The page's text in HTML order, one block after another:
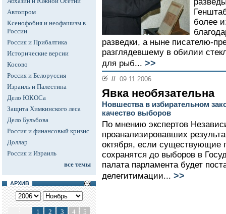
Автопром
Ксенофобия и неофашизм в
России
Россия и Прибалтика
Исторические версии
Косово
Россия и Белоруссия
Израиль и Палестина
Дело ЮКОСа
Защита Химкинского леса
Дело Бульбова
Россия и финансовый кризис
Доллар
Россия и Израиль
все темы
АРХИВ
1 2 3 4
5
более
разведки, а ныне писателю-
разглядевшему в обилии
для рыб... >>
// 09.11.2006
Явка необязательна
Новшества в избирательном
качество выборов
По мнению экспертов
проанализировавших
октября, если существующие
сохранятся до выборов в
палата парламента будет
делегитимации... >>